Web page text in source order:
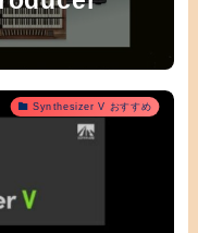
Synthesizer V おすすめ